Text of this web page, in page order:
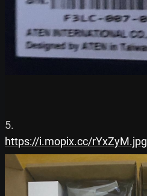
https://i.mopix.cc/rYxZyM.jpg